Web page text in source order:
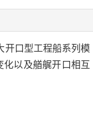
开口型工程船系列模
化以及艏艉开口相互